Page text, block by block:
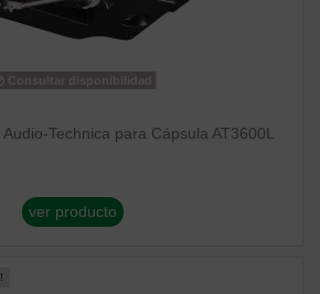
Consultar disponibilidad
Technica para Cápsula AT3600L
ver producto